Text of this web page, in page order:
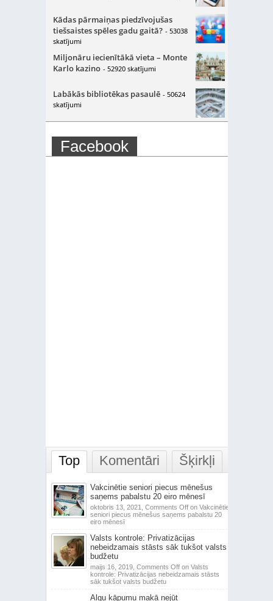
Kādas pārmaiņas piedzīvojušas
tiešsaistes spēles gadu gaitā? - 53038
skatījumi
Miljonāru iecienītākā vieta – Monte
Karlo kazino - 52920 skatījumi
Labākās bibliotēkas pasaulē - 50624
skatījumi
Facebook
Top Komentāri Šķirkļi
Vakcinētie seniori piecus mēnešus
saņems pabalstu 20 eiro mēnesī
oktobris 13, 2021, Comments Offon Vakcinētie
seniori piecus mēnešus saņems pabalstu 20
eiro mēnesī
Valsts kontrole: Privatizācijas
nebeidzamais stāsts sāk tukšot valsts
budžetu
maijs 16, 2019, Comments Offon Valsts
kontrole: Privatizācijas nebeidzamais stāsts
sāk tukšot valsts budžetu
Algu kāpumu makā nejūt